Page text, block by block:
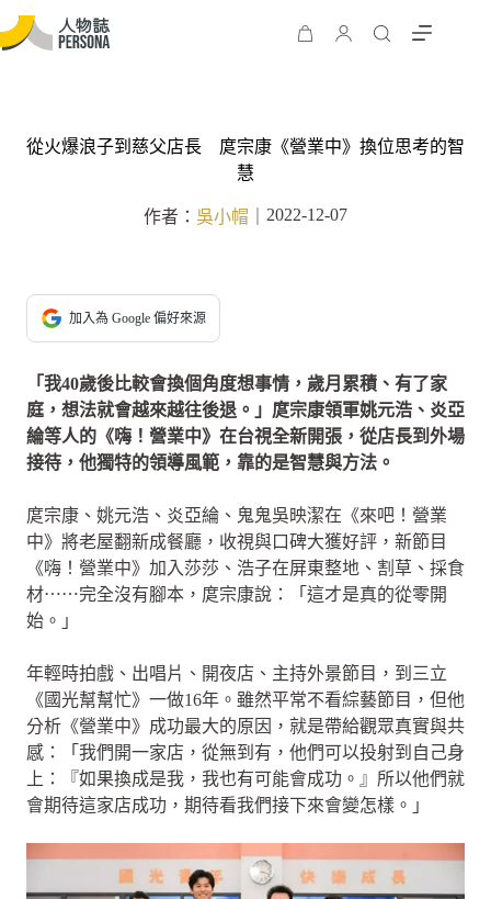
從火爆浪子到慈父店長 庹宗康《營業中》換位思考的智
慧
作者： 吳小帽 2022-12-07
加入為 Google 偏好來源
「我40歲後比較會換個角度想事情，歲月累積、有了家
庭，想法就會越來越往後退。」庹宗康領軍姚元浩、炎亞
綸等人的《嗨！營業中》在台視全新開張，從店長到外場
接待，他獨特的領導風範，靠的是智慧與方法。
庹宗康、姚元浩、炎亞綸、鬼鬼吳映潔在《來吧！營業
中》將老屋翻新成餐廳，收視與口碑大獲好評，新節目
《嗨！營業中》加入莎莎、浩子在屏東整地、割草、採食
材⋯⋯完全沒有腳本，庹宗康說：「這才是真的從零開
始。」
年輕時拍戲、出唱片、開夜店、主持外景節目，到三立
《國光幫幫忙》一做16年。雖然平常不看綜藝節目，但他
分析《營業中》成功最大的原因，就是帶給觀眾真實與共
感：「我們開一家店，從無到有，他們可以投射到自己身
上：『如果換成是我，我也有可能會成功。』所以他們就
會期待這家店成功，期待看我們接下來會變怎樣。」